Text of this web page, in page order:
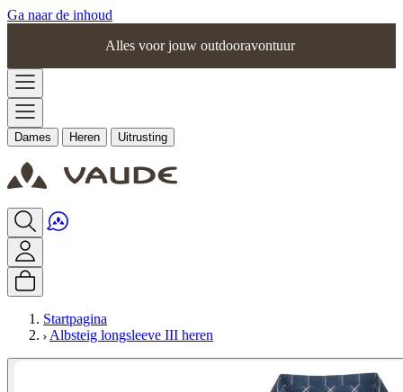
Ga naar de inhoud
Alles voor jouw outdooravontuur
Dames Heren Uitrusting
Startpagina
Albsteig longsleeve III heren